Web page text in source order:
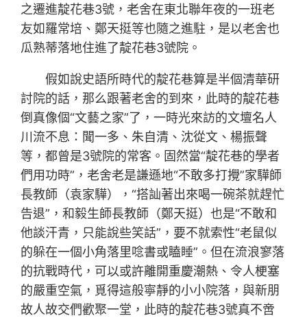
之遷進靛花巷3號，老舍在東北聯年夜的一班老
友如羅常培、鄭天挺等也隨之進駐，是以老舍也
瓜熟蒂落地住進了靛花巷3號院。
假如說史語所時代的靛花巷算是半個清華研
討院的話，那么跟著老舍的到來，此時的靛花巷
倒真像個“文藝之家”了，一時光來訪的文壇名人
川流不息：聞一多、朱自清、沈從文、楊振聲
等，都曾是3號院的常客。固然當“靛花巷的學者
們用功時”，老舍老是謙遜地“不敢多打攪”家驊師
長教師（袁家驊），“搭訕著出來喝一碗茶就趕忙
告退”，和毅生師長教師（鄭天挺）也是“不敢和
他談汗青，只能說些笑話”，要不就索性“老鼠似
的躲在一個小角落里唸書或瞌睡”。但在流浪寥落
的抗戰時代，可以或許離開重慶潮熱、令人梗塞
的嚴重空氣，覓得這般寧靜的小小院落，與新朋
故人故交們歡聚一堂，此時的靛花巷3號真不啻